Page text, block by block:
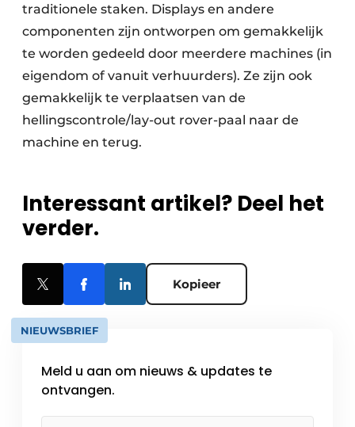
traditionele staken. Displays en andere
componenten zijn ontworpen om gemakkelijk
te worden gedeeld door meerdere machines (in
eigendom of vanuit verhuurders). Ze zijn ook
gemakkelijk te verplaatsen van de
hellingscontrole/lay-out rover-paal naar de
machine en terug.
Interessant artikel? Deel het
verder.
Kopieer
NIEUWSBRIEF
Meld u aan om nieuws & updates te
ontvangen.